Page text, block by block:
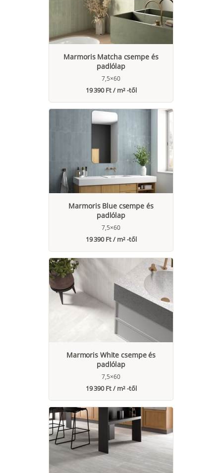
Marmoris Matcha csempe és
padlólap
7,5×60
19 390 Ft / m² -től
Marmoris Blue csempe és
padlólap
7,5×60
19 390 Ft / m² -től
Marmoris White csempe és
padlólap
7,5×60
19 390 Ft / m² -től